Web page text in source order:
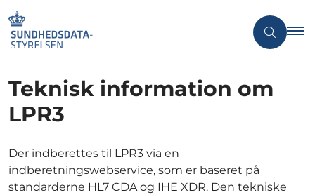
Teknisk information om
LPR3
Der indberettes til LPR3 via en
indberetningswebservice, som er baseret på
standarderne HL7 CDA og IHE XDR. Den tekniske